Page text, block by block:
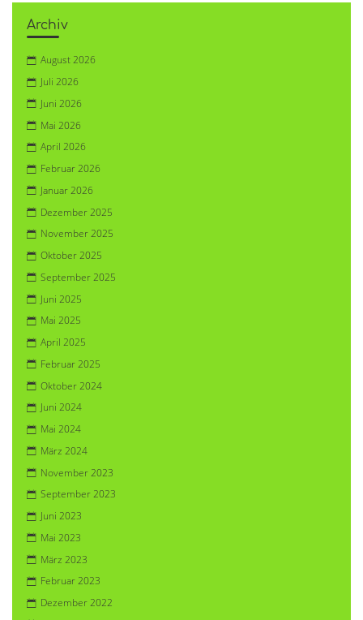
Archiv
August 2026
Juli 2026
Juni 2026
Mai 2026
April 2026
Februar 2026
Januar 2026
Dezember 2025
November 2025
Oktober 2025
September 2025
Juni 2025
Mai 2025
April 2025
Februar 2025
Oktober 2024
Juni 2024
Mai 2024
März 2024
November 2023
September 2023
Juni 2023
Mai 2023
März 2023
Februar 2023
Dezember 2022